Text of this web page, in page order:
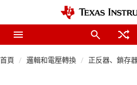
首頁 邏輯和電壓轉換 正反器、鎖存